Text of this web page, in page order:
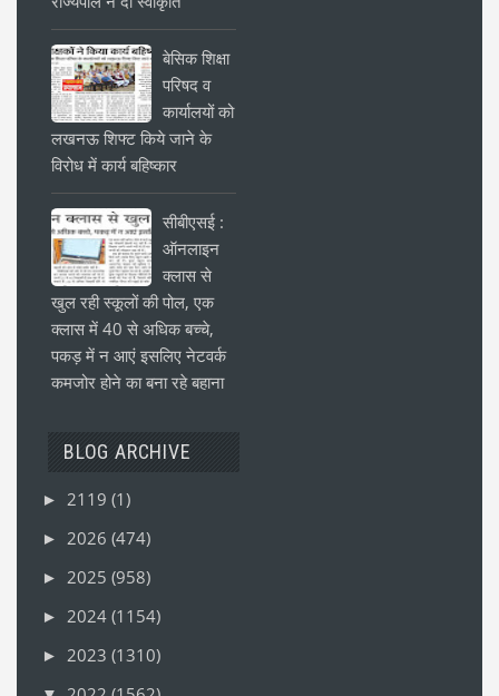
बेसिक शिक्षा
परिषद व
कार्यालयों को
लखनऊ शिफ्ट किये जाने के
विरोध में कार्य बहिष्कार
सीबीएसई :
ऑनलाइन
क्लास से
खुल रही स्कूलों की पोल, एक
क्लास में 40 से अधिक बच्चे,
पकड़ में न आएं इसलिए नेटवर्क
कमजोर होने का बना रहे बहाना
BLOG ARCHIVE
► 2119 (1)
► 2026 (474)
► 2025 (958)
► 2024 (1154)
► 2023 (1310)